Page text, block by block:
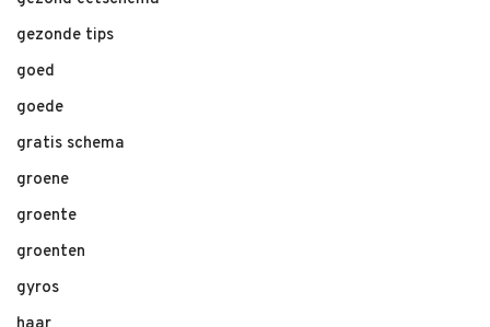
gezonde tips
goed
goede
gratis schema
groene
groente
groenten
gyros